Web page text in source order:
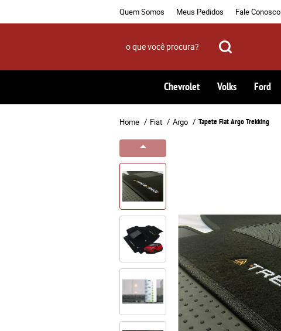
Quem Somos Meus Pedidos Fale Conosco
Chevrolet Volks Ford
Home Fiat Argo Tapete Fiat Argo Trekking